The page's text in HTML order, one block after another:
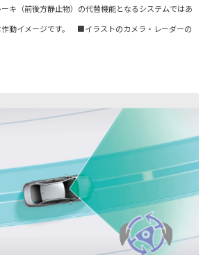
キ（前後方静止物）の代替機能となるシステムではあ
動イメージです。 ■イラストのカメラ・レーダーの